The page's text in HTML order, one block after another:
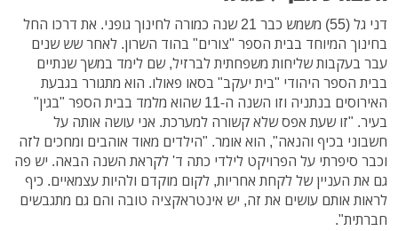
דני גל (55) משמש כבר 21 שנה כמורה לחינוך גופני. את דרכו החל
בחינוך המיוחד בבית הספר "צורים" בהוד השרון. לאחר שש שנים
עבר בעקבות שליחות משפחתית לברזיל, שם לימד במשך שנתיים
בבית הספר היהודי "בית יעקב" בסאו פאולו. הוא מתגורר בגבעת
האירוסים בנתניה וזו השנה ה-11 שהוא מלמד בבית הספר "בגין"
בעיר. "זו שעת אפס שלא קשורה למערכת. אני עושה אותה על
חשבוני בכיף והנאה", הוא אומר. "הילדים מאוד אוהבים ומחכים לזה
וכבר סיפרתי על הפרויקט לילדי כתה ד' לקראת השנה הבאה. יש פה
גם את העניין של לקחת אחריות, לקום מוקדם ולהיות עצמאיים. כיף
לראות אותם עושים את זה, יש אינטראקציה טובה והם גם מתגבשים
חברתית".